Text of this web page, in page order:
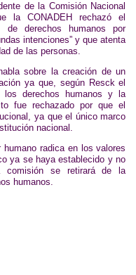
de la Comisión Nacional
la CONADEH rechazó el
de derechos humanos por
intenciones” y que atenta
de las personas.
sobre la creación de un
ya que, según Resck el
los derechos humanos y la
fue rechazado por que el
ya que el único marco
nacional.
radica en los valores
ya se haya establecido y no
comisión se retirará de la
humanos.